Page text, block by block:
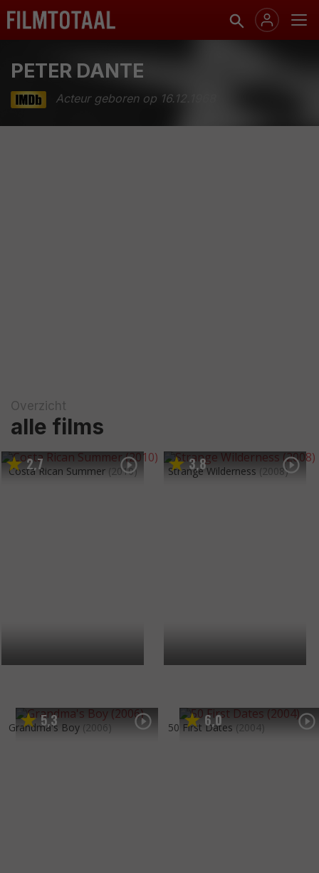
PETER DANTE
Acteur geboren op 16.12.1968
Overzicht
alle films
2,7
Costa Rican Summer (2010) 3,8
Strange Wilderness (2008)
5,3
Grandma's Boy (2006) 6,0
50 First Dates (2004)